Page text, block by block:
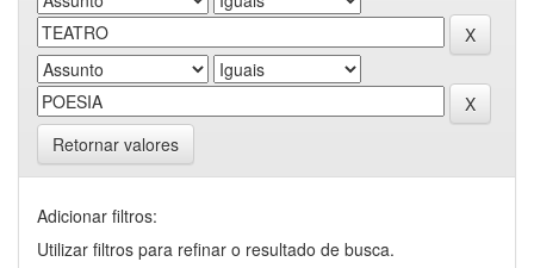
Retornar valores
Adicionar filtros:
Utilizar filtros para refinar o resultado de busca.